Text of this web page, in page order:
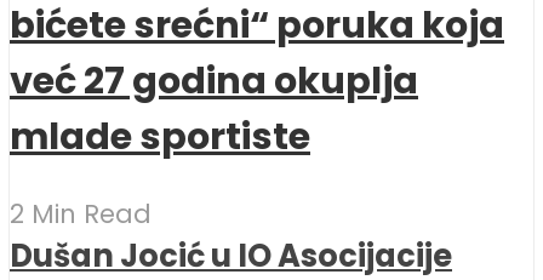
bićete srećni“ poruka koja
već 27 godina okuplja
mlade sportiste
2 Min Read
Dušan Jocić u IO Asocijacije